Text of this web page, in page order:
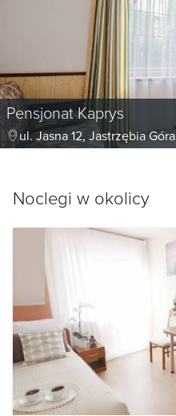
Pensjonat Kaprys
ul. Jasna 12, Jastrzębia Góra
Noclegi w okolicy